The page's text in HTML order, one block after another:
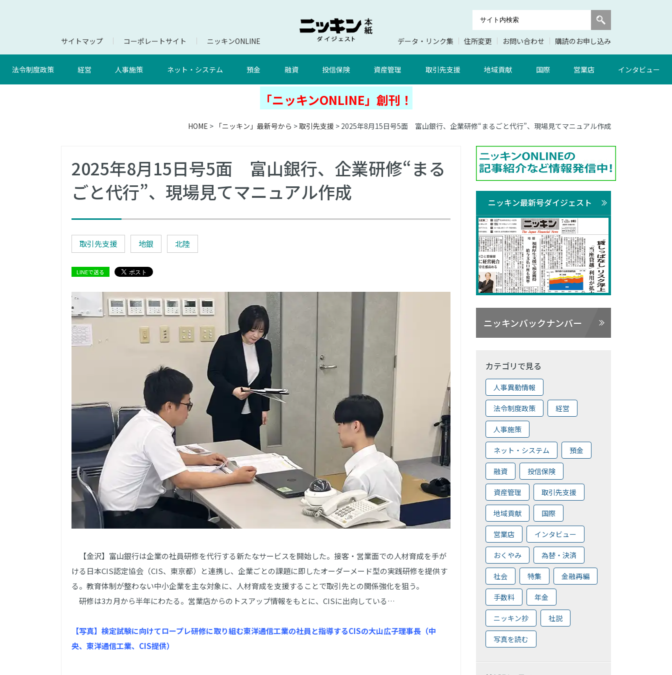
サイトマップ コーポレートサイト ニッキンONLINE データ・リンク集 住所変更 お問い合わせ 購読のお申し込み
法令制度政策 経営 人事施策 ネット・システム 預金 融資 投信保険 資産管理 取引先支援 地域貢献 国際 営業店 インタビュー
「ニッキンONLINE」創刊！
HOME > 「ニッキン」最新号から >取引先支援 > 2025年8月15日号5面 富山銀行、企業研修“まるごと代行”、現場見てマニュアル作成
2025年8月15日号5面 富山銀行、企業研修“まる
ごと代行”、現場見てマニュアル作成
取引先支援 地銀 北陸
LINEで送る
【金沢】富山銀行は企業の社員研修を代行する新たなサービスを開始した。接客・営業面での人材育成を手が
ける日本CIS認定協会（CIS、東京都）と連携し、企業ごとの課題に即したオーダーメード型の実践研修を提供す
る。教育体制が整わない中小企業を主な対象に、人材育成を支援することで取引先との関係強化を狙う。
研修は3カ月から半年にわたる。営業店からのトスアップ情報をもとに、CISに出向している…
【写真】検定試験に向けてロープレ研修に取り組む東洋通信工業の社員と指導するCISの大山広子理事長（中
央、東洋通信工業、CIS提供）
ニッキン最新号ダイジェスト
ニッキンバックナンバー
カテゴリで見る
人事異動情報
法令制度政策 経営
人事施策
ネット・システム 預金
融資 投信保険
資産管理 取引先支援
地域貢献 国際
営業店 インタビュー
おくやみ 為替・決済
社会 特集 金融再編
手数料 年金
ニッキン抄 社説
写真を読む